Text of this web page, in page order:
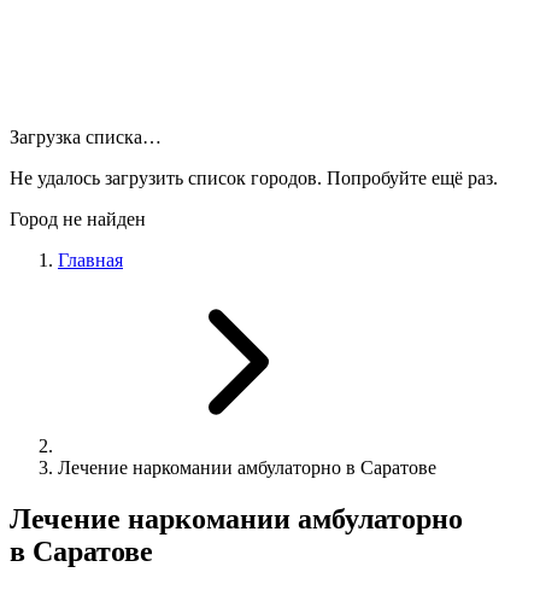
Загрузка списка…
Не удалось загрузить список городов. Попробуйте ещё раз.
Город не найден
Главная
Лечение наркомании амбулаторно в Саратове
Лечение наркомании амбулаторно
в Саратове